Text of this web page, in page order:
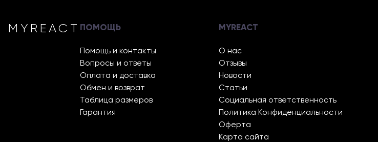
MYREACT ПОМОЩЬ
Помощь и контакты
Вопросы и ответы
Оплата и доставка
Обмен и возврат
Таблица размеров
Гарантия
MYREACT
О нас
Отзывы
Новости
Статьи
Социальная ответственность
Политика Конфиденциальности
Оферта
Карта сайта